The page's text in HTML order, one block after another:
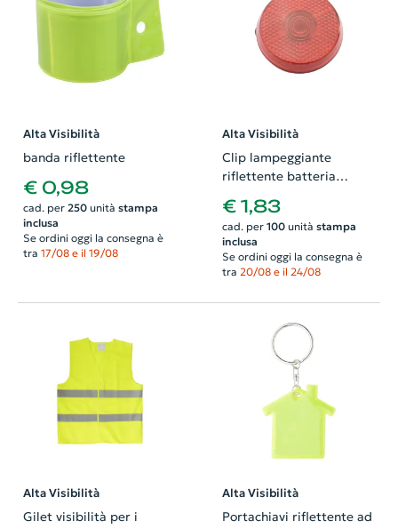
Alta Visibilità
banda riflettente
€ 0,98
cad. per 250unità stampa
inclusa
Se ordini oggi la consegna è
tra 17/08 e il 19/08
Alta Visibilità
Clip lampeggiante
riflettente batteria
€ 1,83
cad. per 100unità stampa
inclusa
Se ordini oggi la consegna è
tra 20/08 e il 24/08
Alta Visibilità
Gilet visibilità per i
Alta Visibilità
Portachiavi riflettente ad